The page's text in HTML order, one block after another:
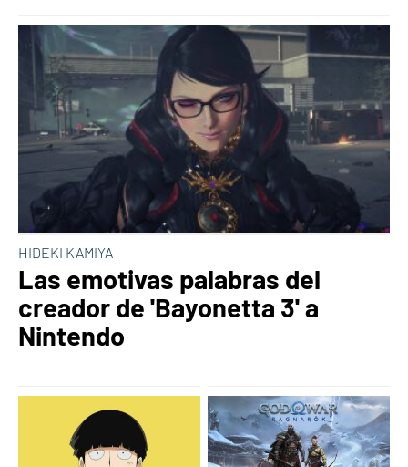
HIDEKI KAMIYA
Las emotivas palabras del
creador de 'Bayonetta 3' a
Nintendo